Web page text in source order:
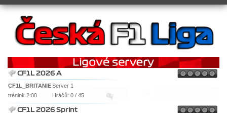
CF1L 2026 A
CF1L_BRITANIEServer 1
trénink 2:00
Hráčů: 0 / 45
CF1L 2026 Sprint